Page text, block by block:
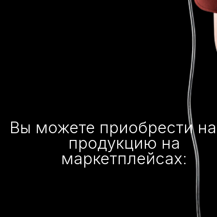
Вы можете приобрести
продукцию на
маркетплейсах: